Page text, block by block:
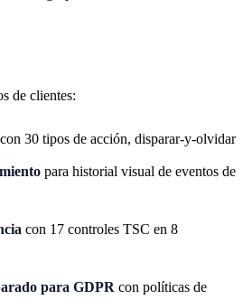
de clientes:
con 30 tipos de acción, disparar-y-olvidar
para historial visual de eventos de
con 17 controles TSC en 8
para GDPR con políticas de